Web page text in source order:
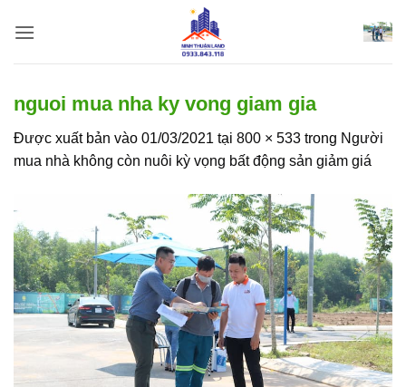
qua
nguoi mua nha ky vong giam gia
Được xuất bản vào 01/03/2021 tại 800 × 533 trong Người
mua nhà không còn nuôi kỳ vọng bất động sản giảm giá